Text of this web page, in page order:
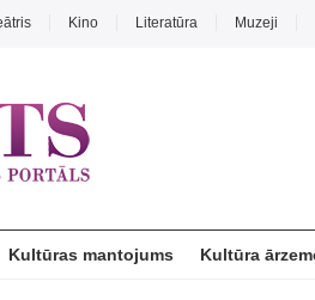
Kino Literatūra Muzeji
Kultūras mantojums Kultūra